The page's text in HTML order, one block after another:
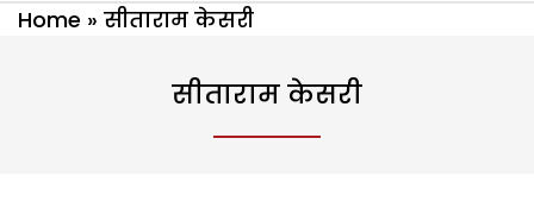
Home » सीताराम केसरी
सीताराम केसरी